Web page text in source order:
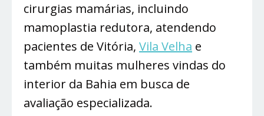
cirurgias mamárias, incluindo
mamoplastia redutora, atendendo
pacientes de Vitória, Vila Velha e
também muitas mulheres vindas do
interior da Bahia em busca de
avaliação especializada.